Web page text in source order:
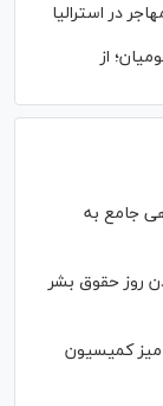
در استرالیا
از
جامع به
روز حقوق بشر
میز کمیسیون